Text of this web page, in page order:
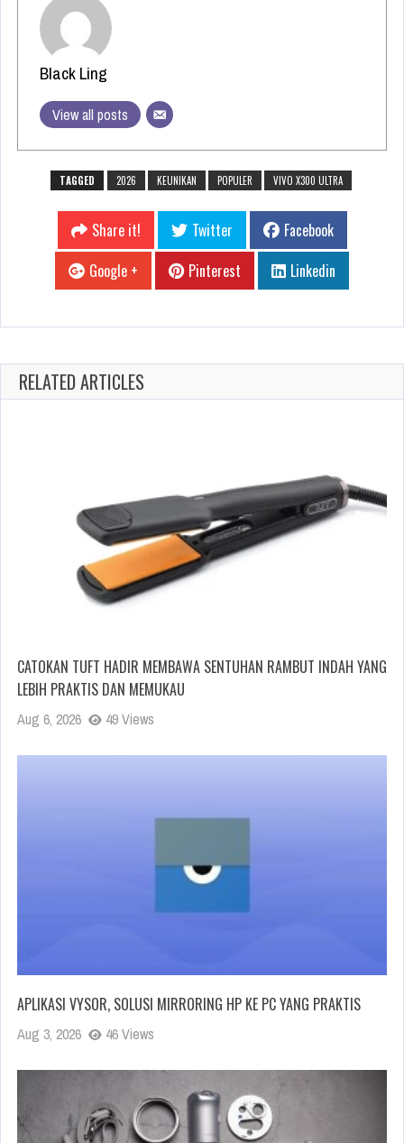
Black Ling
View all posts
TAGGED 2026 KEUNIKAN POPULER VIVO X300 ULTRA
Share it! Twitter
Facebook
Google +
Pinterest Linkedin
RELATED ARTICLES
CATOKAN TUFT HADIR MEMBAWA SENTUHAN RAMBUT INDAH YANG
LEBIH PRAKTIS DAN MEMUKAU
Aug 6, 2026 49 Views
APLIKASI VYSOR, SOLUSI MIRRORING HP KE PC YANG PRAKTIS
Aug 3, 2026 46 Views